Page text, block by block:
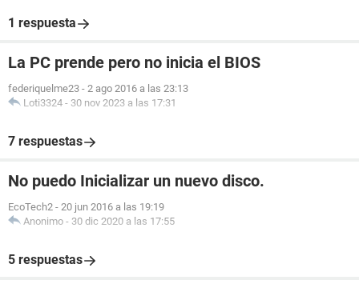
1 respuesta
La PC prende pero no inicia el BIOS
federiquelme23 - 2 ago 2016 a las 23:13
Loti3324 - 30 nov 2023 a las 17:31
7 respuestas
No puedo Inicializar un nuevo disco.
EcoTech2 - 20 jun 2016 a las 19:19
Anonimo - 30 dic 2020 a las 17:55
5 respuestas